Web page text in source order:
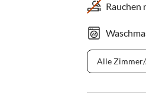
Rauchen
Alle Zimmer/